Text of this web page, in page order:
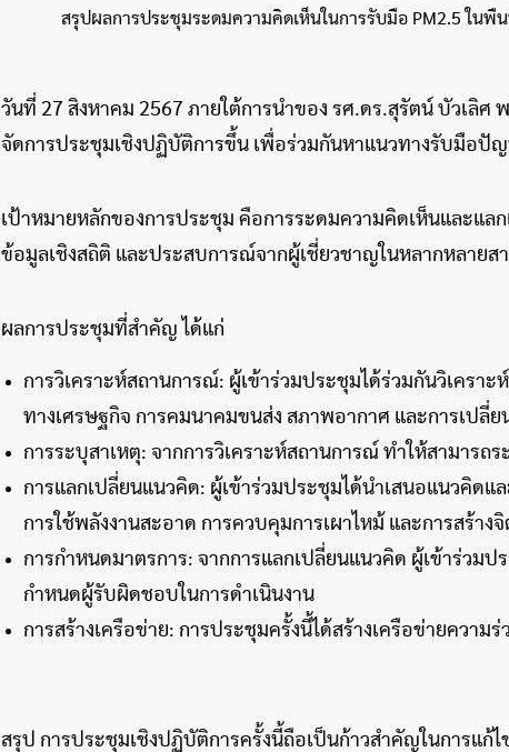
วันที่ 27 สิงหาคม 2567 ภายใต้การนำของ รศ.ดร.สุรัตน์ บัวเลิ
จัดการประชุมเชิงปฏิบัติการขึ้น เพื่อร่วมกันหาแนวทางรับมือปั
เป้าหมายหลักของการประชุม คือการระดมความคิดเห็นและแ
ข้อมูลเชิงสถิติ และประสบการณ์จากผู้เชี่ยวชาญในหลากหลาย
ผลการประชุมที่สำคัญ ได้แก่
การวิเคราะห์สถานการณ์: ผู้เข้าร่วมประชุมได้ร่วมกันวิเคร
ทางเศรษฐกิจ การคมนาคมขนส่ง สภาพอากาศ และการเปลี่
การระบุสาเหตุ: จากการวิเคราะห์สถานการณ์ ทำให้สามาร
การแลกเปลี่ยนแนวคิด: ผู้เข้าร่วมประชุมได้นำเสนอแนวคิด
การใช้พลังงานสะอาด การควบคุมการเผาไหม้ และการสร้า
การกำหนดมาตรการ: จากการแลกเปลี่ยนแนวคิด ผู้เข้าร่ว
กำหนดผู้รับผิดชอบในการดำเนินงาน
การสร้างเครือข่าย: การประชุมครั้งนี้ได้สร้างเครือข่ายควา
สรุป การประชุมเชิงปฏิบัติการครั้งนี้ถือเป็นก้าวสำคัญในการแ